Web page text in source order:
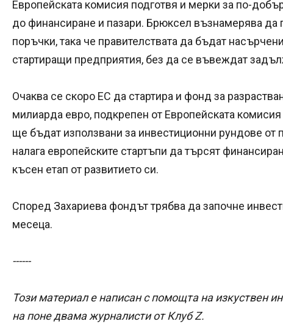
Европейската комисия подготвя и мерки за по-
до финансиране и пазари. Брюксел възнамерява да
поръчки, така че правителствата да бъдат
стартиращи предприятия, без да се въвеждат
Очаква се скоро ЕС да стартира и фонд за
милиарда евро, подкрепен от Европейската
ще бъдат използвани за инвестиционни рундове от
налага европейските стартъпи да търсят
късен етап от развитието си.
Според Захариева фондът трябва да започне
месеца.
------
Този материал е написан с помощта на изкуствен
на поне двама журналисти от Клуб Z.